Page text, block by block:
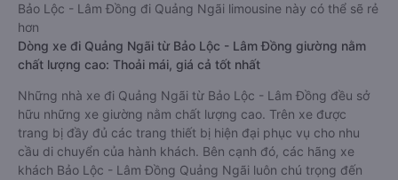
Bảo Lộc - Lâm Đồng đi Quảng Ngãi limousine này có thể sẽ rẻ
hơn
Dòng xe đi Quảng Ngãi từ Bảo Lộc - Lâm Đồng giường nằm
chất lượng cao: Thoải mái, giá cả tốt nhất
Những nhà xe đi Quảng Ngãi từ Bảo Lộc - Lâm Đồng đều sở
hữu những xe giường nằm chất lượng cao. Trên xe được
trang bị đầy đủ các trang thiết bị hiện đại phục vụ cho nhu
cầu di chuyển của hành khách. Bên cạnh đó, các hãng xe
khách Bảo Lộc - Lâm Đồng Quảng Ngãi luôn chú trọng đến